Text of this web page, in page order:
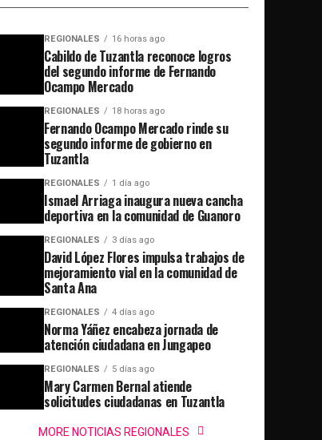
REGIONALES 16 horas ago
Cabildo de Tuzantla reconoce logros
del segundo informe de Fernando
Ocampo Mercado
REGIONALES 18 horas ago
Fernando Ocampo Mercado rinde su
segundo informe de gobierno en
Tuzantla
REGIONALES 1 día ago
Ismael Arriaga inaugura nueva cancha
deportiva en la comunidad de Guanoro
REGIONALES 3 días ago
David López Flores impulsa trabajos de
mejoramiento vial en la comunidad de
Santa Ana
REGIONALES 4 días ago
Norma Yáñez encabeza jornada de
atención ciudadana en Jungapeo
REGIONALES 5 días ago
Mary Carmen Bernal atiende
solicitudes ciudadanas en Tuzantla
MORE NOTICIAS REGIONALES